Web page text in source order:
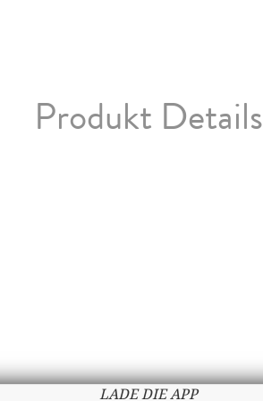
Produkt Details
LADE DIE APP